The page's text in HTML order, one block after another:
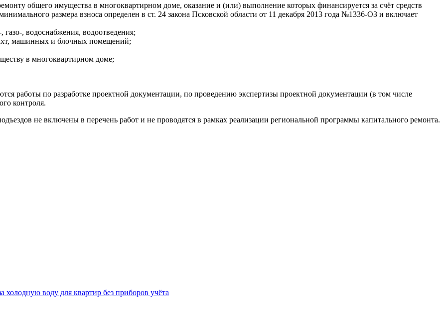
общего имущества в многоквартирном доме, оказание и (или) выполнение которых финансируется за счёт средств
размера взноса определен в ст. 24 закона Псковской области от 11 декабря 2013 года №1336-ОЗ и включает
, водоснабжения, водоотведения;
машинных и блочных помещений;
в многоквартирном доме;
работы по разработке проектной документации, по проведению экспертизы проектной документации (в том числе
контроля.
не включены в перечень работ и не проводятся в рамках реализации региональной программы капитального ремонта.
холодную воду для квартир без приборов учёта